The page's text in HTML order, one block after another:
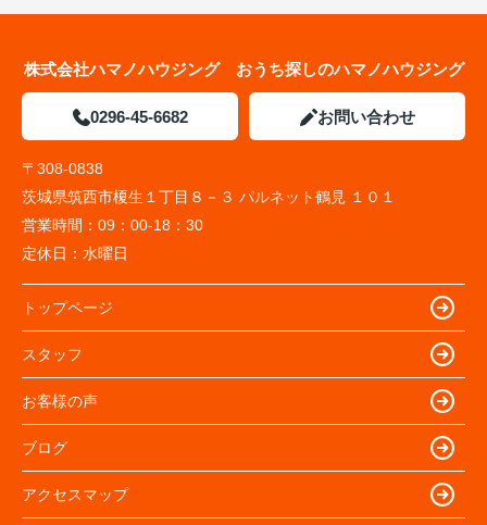
株式会社ハマノハウジング おうち探しのハマノハウジング
0296-45-6682 お問い合わせ
〒308-0838
茨城県筑西市榎生１丁目８－３ パルネット鶴見 １０１
営業時間： 09：00-18：30
定休日： 水曜日
トップページ
スタッフ
お客様の声
ブログ
アクセスマップ